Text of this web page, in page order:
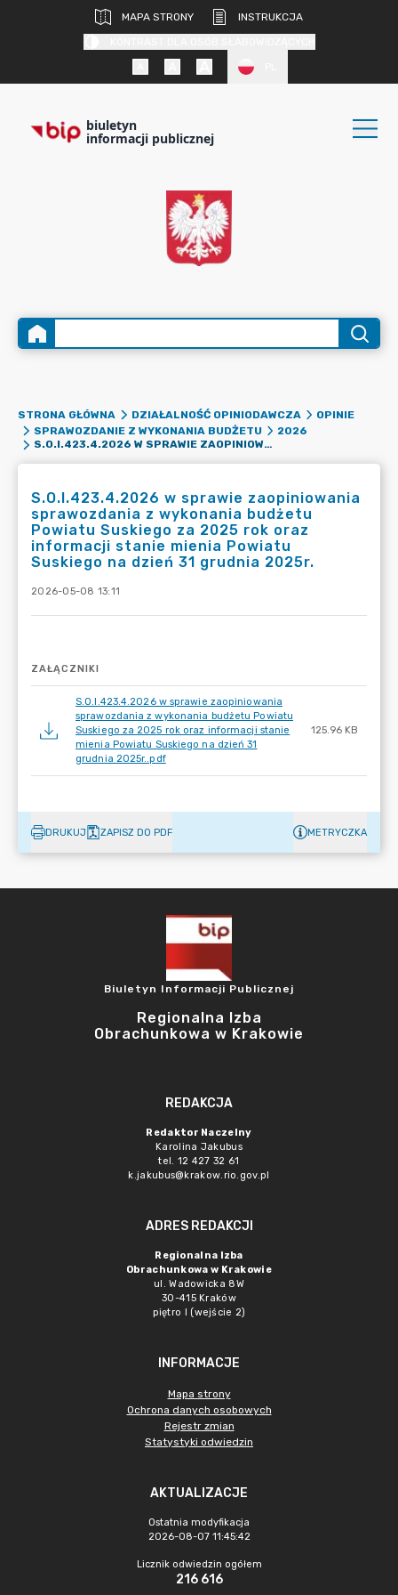
MAPA STRONY
INSTRUKCJA
biuletyn
informacji publicznej
STRONA GŁÓWNA DZIAŁALNOŚĆ OPINIODAWCZA
OPINIE
SPRAWOZDANIE Z WYKONANIA BUDŻETU
2026
S.O.I.423.4.2026 W SPRAWIE ZAOPINIOWANIA SPRAWOZDANIA Z WYKONANIA BUDŻETU POWIATU SUSKIEGO ZA 2025 ROK ORAZ INFORMACJI STANIE MIENIA POWIATU SUSKIEGO NA DZIEŃ 31 GRUDNIA 2025R.
S.O.I.423.4.2026 w sprawie zaopiniowania
sprawozdania z wykonania budżetu
Powiatu Suskiego za 2025 rok oraz
informacji stanie mienia Powiatu
Suskiego na dzień 31 grudnia 2025r.
2026-05-08 13:11
ZAŁĄCZNIKI
S.O.I.423.4.2026 w sprawie zaopiniowania
sprawozdania z wykonania budżetu Powiatu
Suskiego za 2025 rok oraz informacji stanie
mienia Powiatu Suskiego na dzień 31
grudnia 2025r..pdf
125.96 KB
DRUKUJ ZAPISZ DO PDF METRYCZKA
Biuletyn Informacji Publicznej
Regionalna Izba
Obrachunkowa w Krakowie
REDAKCJA
Redaktor Naczelny
Karolina Jakubus
tel. 12 427 32 61
k.jakubus@krakow.rio.gov.pl
ADRES REDAKCJI
Regionalna Izba
Obrachunkowa w Krakowie
ul. Wadowicka 8W
30-415 Kraków
piętro I (wejście 2)
INFORMACJE
Mapa strony
Ochrona danych osobowych
Rejestr zmian
Statystyki odwiedzin
AKTUALIZACJE
Ostatnia modyfikacja
2026-08-07 11:45:42
Licznik odwiedzin ogółem
216 616